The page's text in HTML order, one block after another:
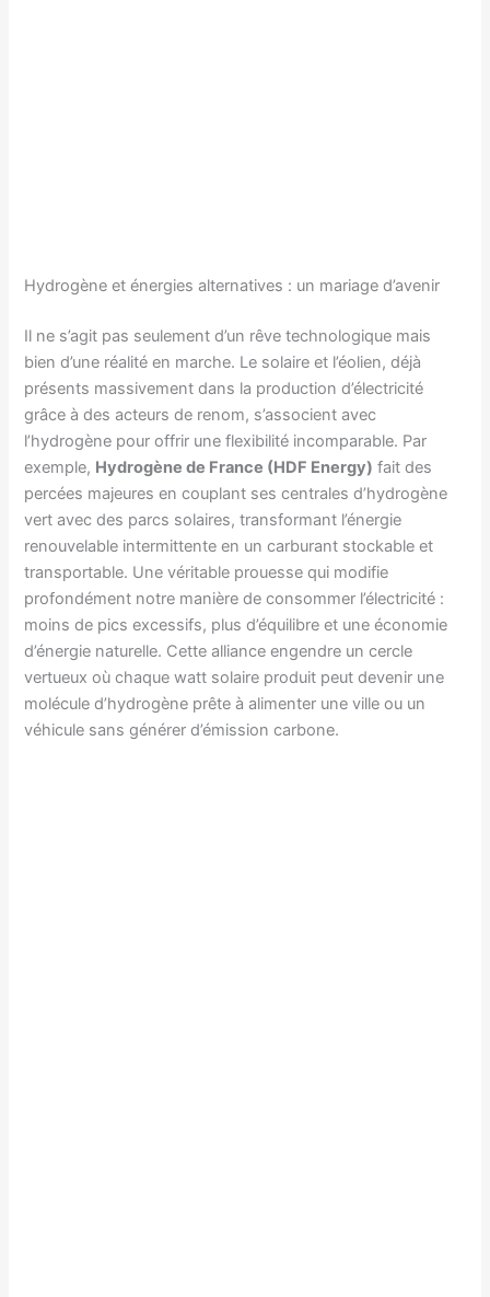
Hydrogène et énergies alternatives : un mariage d’avenir
Il ne s’agit pas seulement d’un rêve technologique mais
bien d’une réalité en marche. Le solaire et l’éolien, déjà
présents massivement dans la production d’électricité
grâce à des acteurs de renom, s’associent avec
l’hydrogène pour offrir une flexibilité incomparable. Par
exemple, Hydrogène de France (HDF Energy) fait des
percées majeures en couplant ses centrales d’hydrogène
vert avec des parcs solaires, transformant l’énergie
renouvelable intermittente en un carburant stockable et
transportable. Une véritable prouesse qui modifie
profondément notre manière de consommer l’électricité :
moins de pics excessifs, plus d’équilibre et une économie
d’énergie naturelle. Cette alliance engendre un cercle
vertueux où chaque watt solaire produit peut devenir une
molécule d’hydrogène prête à alimenter une ville ou un
véhicule sans générer d’émission carbone.